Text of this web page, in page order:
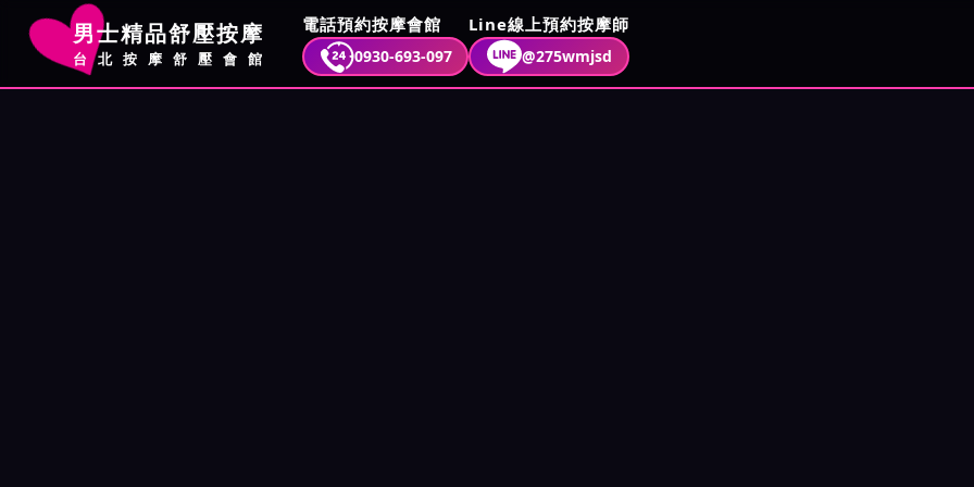
男士精品舒壓按摩
台北按摩舒壓會館
電話預約按摩會館
0930-693-097
Line線上預約按摩師
@275wmjsd
首頁
好玩不貴，桃園按摩店真實體驗